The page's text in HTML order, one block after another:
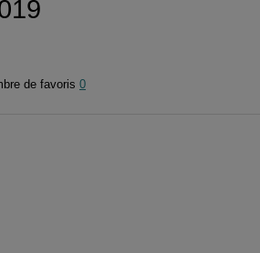
de favoris 0